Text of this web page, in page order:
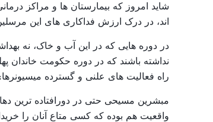
شاید امروز که بیمارستان ها و مراکز
اند، در درک ارزش فداکاری های این
در دوره هایی که در این آب و خاک، نه
نداشته باشند که در دوره حکومت
راه فعالیت های علنی و گسترده
مبشرین مسیحی حتی در دورافتاده ترین
واقعیت هم بوده که کسی متاع آنان را